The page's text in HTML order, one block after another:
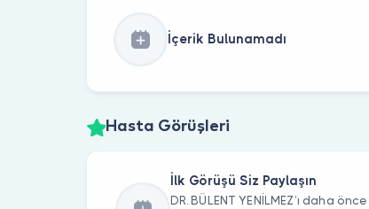
İçerik Bulunamadı
Hasta Görüşleri
İlk Görüşü Siz Paylaşın
DR. BÜLENT YENİLMEZ’ı daha